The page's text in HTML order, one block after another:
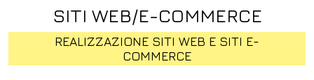
SITI WEB/E-COMMERCE
REALIZZAZIONE SITI WEB E SITI E-
COMMERCE